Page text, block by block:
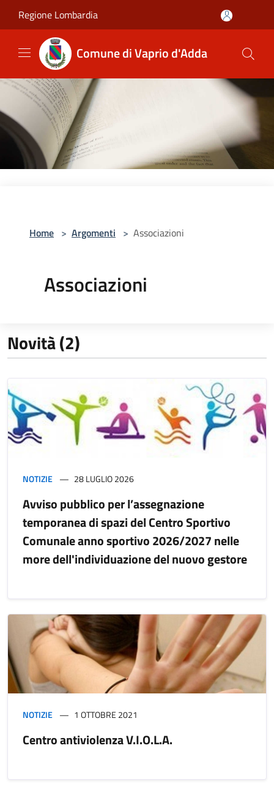
Regione Lombardia
Comune di Vaprio d'Adda
Home > Argomenti > Associazioni
Associazioni
Novità (2)
NOTIZIE 28 LUGLIO 2026
Avviso pubblico per l’assegnazione
temporanea di spazi del Centro Sportivo
Comunale anno sportivo 2026/2027 nelle
more dell'individuazione del nuovo gestore
NOTIZIE 1 OTTOBRE 2021
Centro antiviolenza V.I.O.L.A.